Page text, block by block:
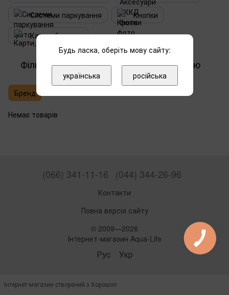
Системи паркування
Кнопки
Карти, брелоки
Фільтр 1 За популярністю
Бренд
Немає товарів
(066) 341-11-16 (044) 344-26-96
Контакти
Повна версія сайту
© 2009—2026
Інтернет-магазин Aqua-Life
Рус Укр
Інтернет-магазин створений з Хорошоп
Будь ласка, оберіть мову сайту:
українська російська